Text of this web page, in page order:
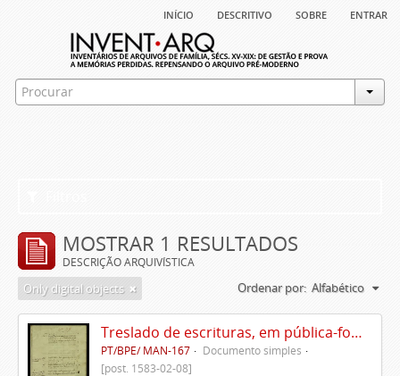
início descritivo sobre entrar
MOSTRAR 1 RESULTADOS
DESCRIÇÃO ARQUIVÍSTICA
Only digital objects Ordenar por: Alfabético
Treslado de escrituras, em pública-forma, de Rui Teles de Meneses
PT/BPE/ MAN-167
Documento simples
[post. 1583-02-08]